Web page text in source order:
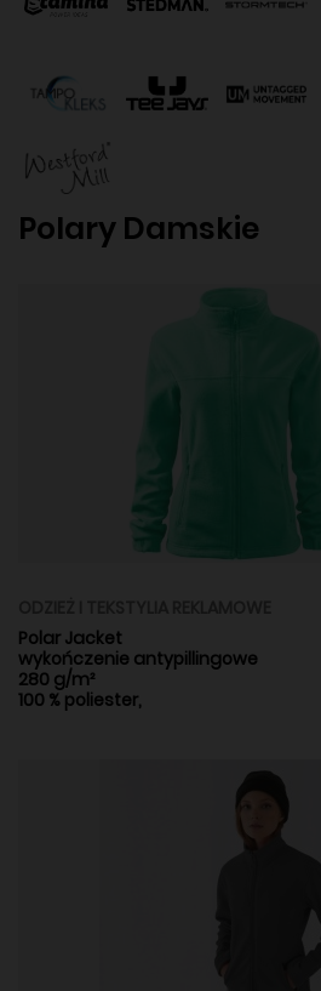
Polary Damskie
Polar Jacket
wykończenie antypillingowe
280 g/m²
100 % poliester,